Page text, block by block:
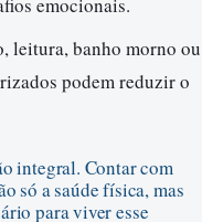
emocionais.
leitura, banho morno ou
podem reduzir o
integral. Contar com
só a saúde física, mas
para viver esse